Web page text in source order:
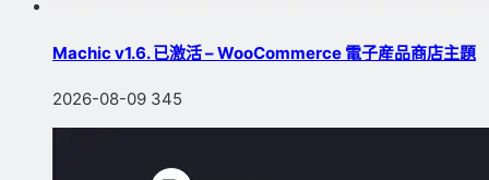
Machic v1.6. 已激活 – WooCommerce 電子産品商店主題
2026-08-09 345